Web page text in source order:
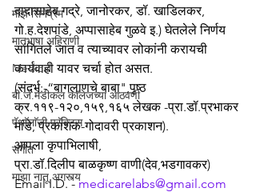
माझे सिनेप्रेम
मातृभाषा अहिराणी
Medical
बी.जे.मेडीकल काॅलेजच्या आठवणी
पॅथाॅलाॅजी प्रॅक्टिस
संगीत
माझा नातू अगस्त्य
दादासाहेब गद्रे, जानोरकर, डॉ. खाडिलकर,
गो.ह.देशपांडे, अप्पासाहेब गुळवे इ.) घेतलेले निर्णय
सांगितले जात व त्याच्यावर लोकांनी करायची
कार्यवाही यावर चर्चा होत असत.
(संदर्भ:-“बागलाणचे बाबा",पृष्ठ
क्र.११९-१२०,१५९,१६५ लेखक -प्रा.डॉ.प्रभाकर
मांडे, प्रकाशक-गोदावरी प्रकाशन).
आपला कृपाभिलाषी,
प्रा.डॉ.दिलीप बाळकृष्ण वाणी(देव,भडगावकर)
Email I.D. - medicarelabs@gmail.com